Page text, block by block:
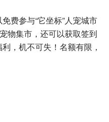
参与“它坐标”人宠城市
物集市，还可以获取签到
，机不可失！名额有限，